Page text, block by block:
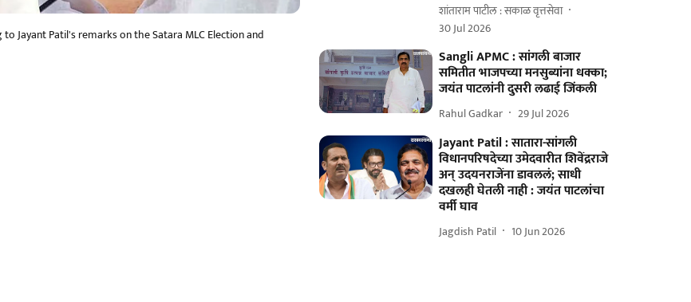
Jayant Patil's remarks on the Satara MLC Election and
शांताराम पाटील : सकाळ वृत्तसेवा
30 Jul 2026
Sangli APMC : सांगली बाजार
समितीत भाजपच्या मनसुब्यांना धक्का;
जयंत पाटलांनी दुसरी लढाई जिंकली
Rahul Gadkar 29 Jul 2026
Jayant Patil : सातारा-सांगली
विधानपरिषदेच्या उमेदवारीत शिवेंद्रराजे
अन् उदयनराजेंना डावललं; साधी
दखलही घेतली नाही : जयंत पाटलांचा
वर्मी घाव
Jagdish Patil 10 Jun 2026